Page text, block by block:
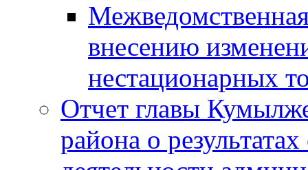
внесению
нестационарных
Отчет главы
района о